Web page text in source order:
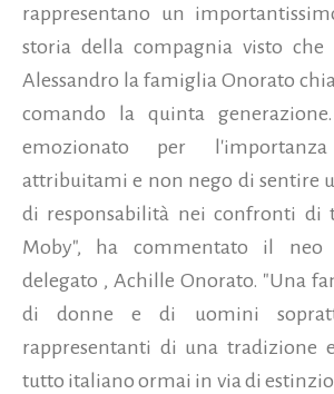
rappresentano un
storia della compagnia visto che
Alessandro la famiglia Onorato
comando la quinta generazione.
emozionato per
attribuitami e non nego di sentire
di responsabilità nei confronti di
Moby", ha commentato il neo
delegato , Achille Onorato. "Una
di donne e di uomini
rappresentanti di una tradizione
tutto italiano ormai in via di